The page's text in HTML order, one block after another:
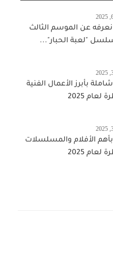
عن الموسم الثالث
"لعبة الحبار"...
بأبرز الأعمال الفنية
لعام 2025
الأفلام والمسلسلات
لعام 2025